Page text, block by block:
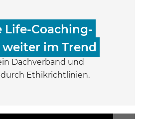
Life-Coaching-
im Trend
Dachverband und
Ethikrichtlinien.